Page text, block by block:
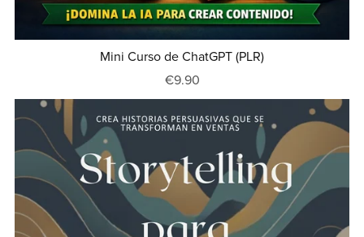
Mini Curso de ChatGPT (PLR)
€9.90